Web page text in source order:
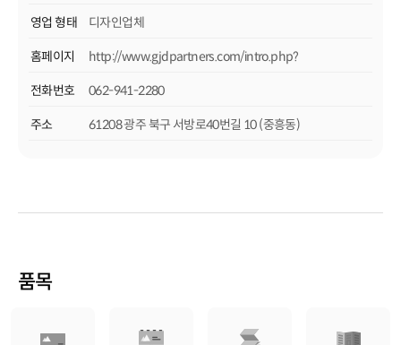
영업 형태 디자인업체
홈페이지 http://www.gjdpartners.com/intro.php?
전화번호 062-941-2280
주소 61208 광주 북구 서방로40번길 10 (중흥동)
품목